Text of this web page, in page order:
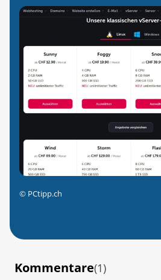
© PCtipp.ch
Kommentare(1)